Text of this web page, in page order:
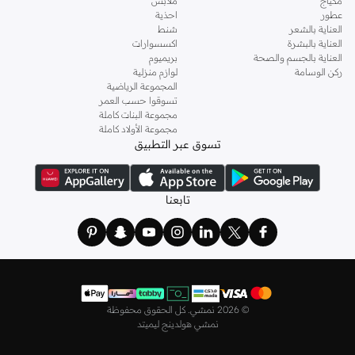
الماركات مثل أويشو و
وريسوتألقي في عطلة نهاية الأسبوع وأثناء
ذهابك إلى العمل وفي السهرات والمناسبات المتنوعة.
اختاريفساتين
أنيقة بتصاميم عصرية تناسب ذوقك، بقصّات طويلة أو قصيرة،
وباستايلات كاجوال أو رسمية. لدينا خيارات متعددة من علامات رائدة مثل
! اختاري من مجموعتنا قطعًا أنثوية مثل
، أو اقتني العبوات الاقتصادية التي تحتوي على كافة القطع الأساسية.
مريحة، بما في ذلك قمصان النوم والبيجامات من علامات
نعومي
وغيرها.
استعدي لأجواء الصيف مع مجموعتنا من ملابس السباحة التي تضم كل ما تحتاجينه،
مستلزمات الشاطئ أو المسبح.
من علامات رائدة مثلتمبرلاندو لاكوست وغانتوجيوردانووغيرها، لتكون دائمًا في أبهى
صورة سواء كنت متوجهاً إلى عملك أو تقضي عطلة نهاية الأسبوع برفقة أصدقائك
عطور
العناية بالشعر
العناية بالبشرة
العناية بالجسم والصحة
ركن الوسامة
احذية
شنط
اكسسوارات
بريميوم
لوازم منزلية
المجموعة الرياضية
تسوقوا حسب العمر
مجموعة البنات كاملة
مجموعة الأولاد كاملة
تسوق عبر التطبيق
تابعنا
© 2026 نمشي. كل الحقوق محفوظة
نمشي هولدينج ليميتد